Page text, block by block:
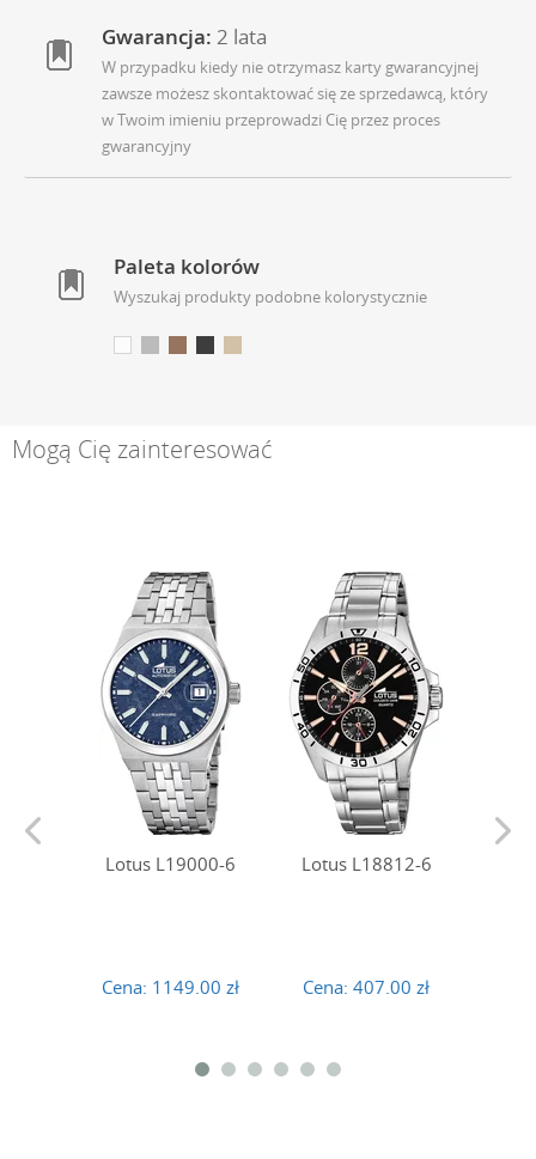
Gwarancja: 2 lata
W przypadku kiedy nie otrzymasz karty gwarancyjnej
zawsze możesz skontaktować się ze sprzedawcą, który
w Twoim imieniu przeprowadzi Cię przez proces
gwarancyjny
Paleta kolorów
Wyszukaj produkty podobne kolorystycznie
Mogą Cię zainteresować
Lotus L19000-6
Cena: 1149.00 zł
Lotus L18812-6
Cena: 407.00 zł